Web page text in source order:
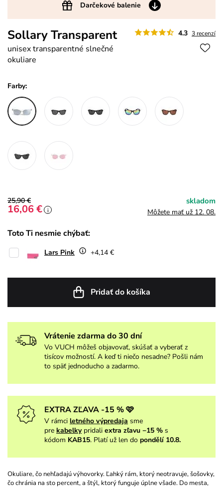
Darčekové balenie
4.3 3 recenzí
Sollary Transparent
unisex transparentné slnečné
okuliare
Farby:
25,90 €
16,06 € i
skladom
Môžete mať už 12. 08.
Toto Ti nesmie chýbať:
Lars Pink +4,14 €
Pridať do košíka
Vrátenie zdarma do 30 dní
Vo VUCH môžeš objavovať, skúšať a vyberať z
tisícov možností. A keď ti niečo nesadne? Pošli nám
to späť jednoducho a zadarmo.
EXTRA ZĽAVA -15 % 🩷
V rámci letného výpredaja sme
pre kabelky pridali extra zľavu −15 % s
kódom KAB15. Platí už len do pondělí 10.8.
Okuliare, čo nehľadajú výhovorky. Ľahký rám, ktorý neotravuje, šošovky,
čo chránia na sto percent, a štýl, ktorý funguje úplne všade. Do mesta,